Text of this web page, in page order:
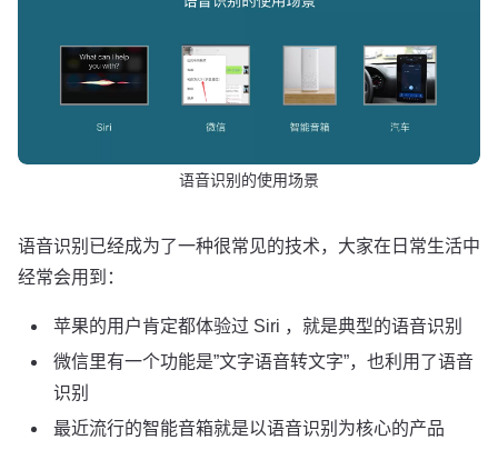
语音识别的使用场景
语音识别已经成为了一种很常见的技术，大家在日常生活中
经常会用到：
苹果的用户肯定都体验过 Siri ，就是典型的语音识别
微信里有一个功能是”文字语音转文字”，也利用了语音
识别
最近流行的智能音箱就是以语音识别为核心的产品